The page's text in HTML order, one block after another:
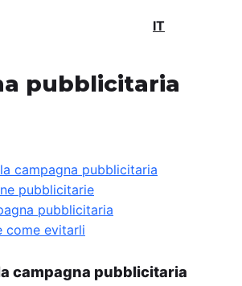
IT
pubblicitaria
campagna pubblicitaria
pubblicitarie
pubblicitaria
come evitarli
campagna pubblicitaria